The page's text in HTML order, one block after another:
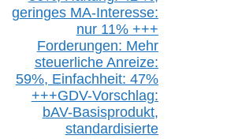
geringes MA-Interesse:
nur 11% +++
Forderungen: Mehr
steuerliche Anreize:
59%, Einfachheit: 47%
+++GDV-Vorschlag:
bAV-Basisprodukt,
standardisierte